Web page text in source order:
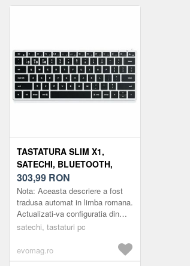
TASTATURA SLIM X1,
SATECHI, BLUETOOTH,
ILUMINATA DIN SPATE
(ARGINTIU/NEGRU)
303,99 RON
Nota: Aceasta descriere a fost
tradusa automat in limba romana.
Actualizati-va configuratia din
mers cu tastatura retroiluminata
satechi, tastaturi pc
evomag.ro